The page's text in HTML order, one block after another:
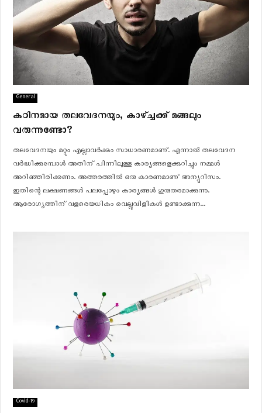
General
കഠിനമായ തലവേദനയും, കാഴ്ച്ചക്ക് മങ്ങലും
വരുന്നുണ്ടോ?
തലവേദനയും മറ്റും എല്ലാവര്‍ക്കും സാധാരണമാണ്. എന്നാല്‍ തലവേദന
വര്‍ദ്ധിക്കുമ്പോള്‍ അതിന് പിന്നിലുള്ള കാര്യങ്ങളെക്കുറിച്ചും നമ്മള്‍
അറിഞ്ഞിരിക്കണം. അത്തരത്തിൽ ഒരു കാരണമാണ് അന്യൂറിസം.
ഇതിന്റെ ലക്ഷണങ്ങള്‍ പലപ്പോഴും കാര്യങ്ങള്‍ ഗുരുതരമാക്കുന്നു.
ആരോഗ്യത്തിന് വളരെയധികം വെല്ലുവിളികള്‍ ഉണ്ടാക്കുന്ന...
Covid-19